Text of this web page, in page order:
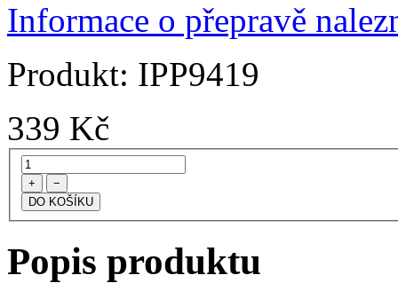
Informace o přepravě
Produkt: IPP9419
339 Kč
+ −
Popis produktu